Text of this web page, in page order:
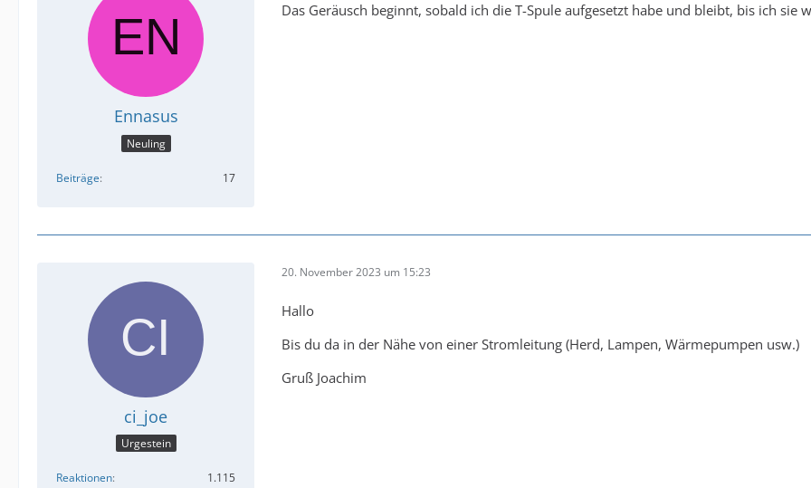
Ennasus
Neuling
Beiträge 17
Das Geräusch beginnt, sobald ich die T-Spule aufgesetzt habe und bleibt, bis ich sie
ci_joe
Urgestein
Reaktionen
1.115
20. November 2023 um 15:23
Hallo
Bis du da in der Nähe von einer Stromleitung (Herd, Lampen, Wärmepumpen usw.)
Gruß Joachim